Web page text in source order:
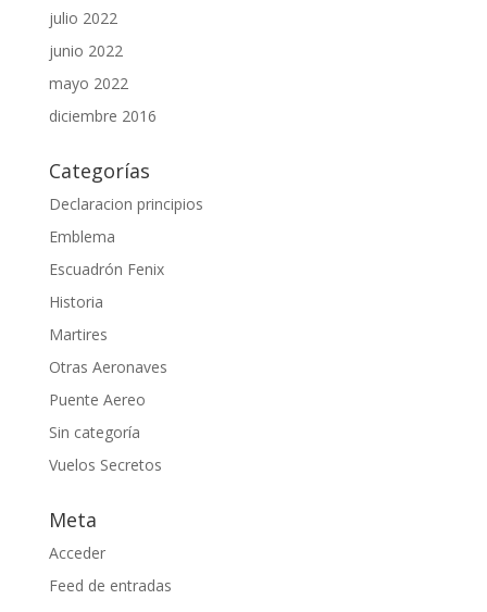
julio 2022
junio 2022
mayo 2022
diciembre 2016
Categorías
Declaracion principios
Emblema
Escuadrón Fenix
Historia
Martires
Otras Aeronaves
Puente Aereo
Sin categoría
Vuelos Secretos
Meta
Acceder
Feed de entradas